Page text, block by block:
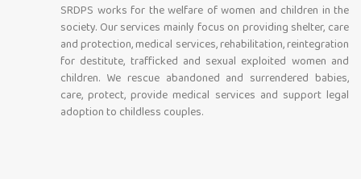
SRDPS works for the welfare of women and children in the
society. Our services mainly focus on providing shelter, care
and protection, medical services, rehabilitation, reintegration
for destitute, trafficked and sexual exploited women and
children. We rescue abandoned and surrendered babies,
care, protect, provide medical services and support legal
adoption to childless couples.